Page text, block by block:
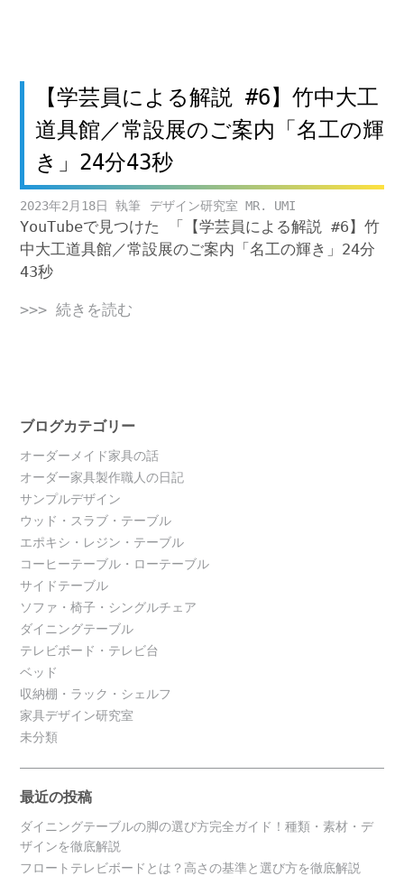
【学芸員による解説 #6】竹中大工
道具館／常設展のご案内「名工の輝
き」24分43秒
2023年2月18日 デザイン研究室 MR. UMI
YouTubeで見つけた 「【学芸員による解説 #6】竹
中大工道具館／常設展のご案内「名工の輝き」24分
43秒
>>> 続きを読む
ブログカテゴリー
オーダーメイド家具の話
オーダー家具製作職人の日記
サンプルデザイン
ウッド・スラブ・テーブル
エポキシ・レジン・テーブル
コーヒーテーブル・ローテーブル
サイドテーブル
ソファ・椅子・シングルチェア
ダイニングテーブル
テレビボード・テレビ台
ベッド
収納棚・ラック・シェルフ
家具デザイン研究室
未分類
最近の投稿
ダイニングテーブルの脚の選び方完全ガイド！種類・素材・デ
ザインを徹底解説
フロートテレビボードとは？高さの基準と選び方を徹底解説